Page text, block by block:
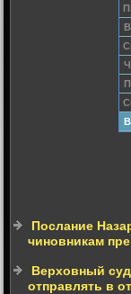
Послание
чиновникам
Верховный
отправлять в